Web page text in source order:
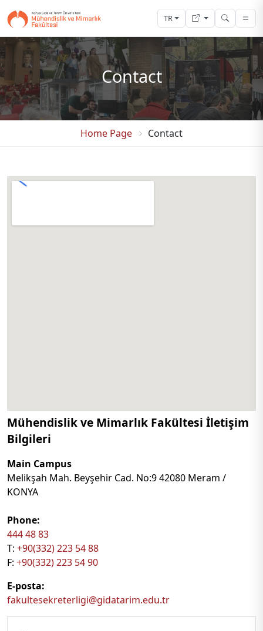
TR
Contact
Home Page Contact
Mühendislik ve Mimarlık Fakültesi İletişim
Bilgileri
Main Campus
Melikşah Mah. Beyşehir Cad. No:9 42080 Meram /
KONYA
Phone:
444 48 83
T: +90(332) 223 54 88
F: +90(332) 223 54 90
E-posta:
fakultesekreterligi@gidatarim.edu.tr